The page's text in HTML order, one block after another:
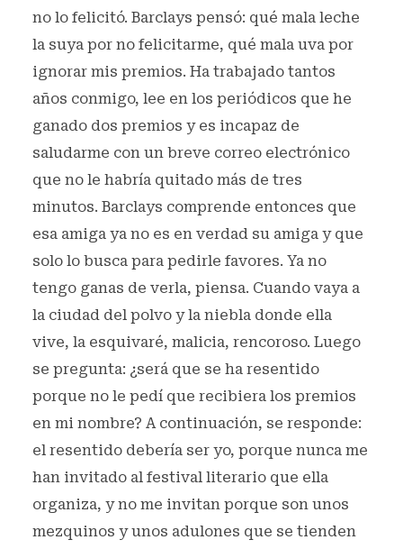
no lo felicitó. Barclays pensó: qué mala leche
la suya por no felicitarme, qué mala uva por
ignorar mis premios. Ha trabajado tantos
años conmigo, lee en los periódicos que he
ganado dos premios y es incapaz de
saludarme con un breve correo electrónico
que no le habría quitado más de tres
minutos. Barclays comprende entonces que
esa amiga ya no es en verdad su amiga y que
solo lo busca para pedirle favores. Ya no
tengo ganas de verla, piensa. Cuando vaya a
la ciudad del polvo y la niebla donde ella
vive, la esquivaré, malicia, rencoroso. Luego
se pregunta: ¿será que se ha resentido
porque no le pedí que recibiera los premios
en mi nombre? A continuación, se responde:
el resentido debería ser yo, porque nunca me
han invitado al festival literario que ella
organiza, y no me invitan porque son unos
mezquinos y unos adulones que se tienden